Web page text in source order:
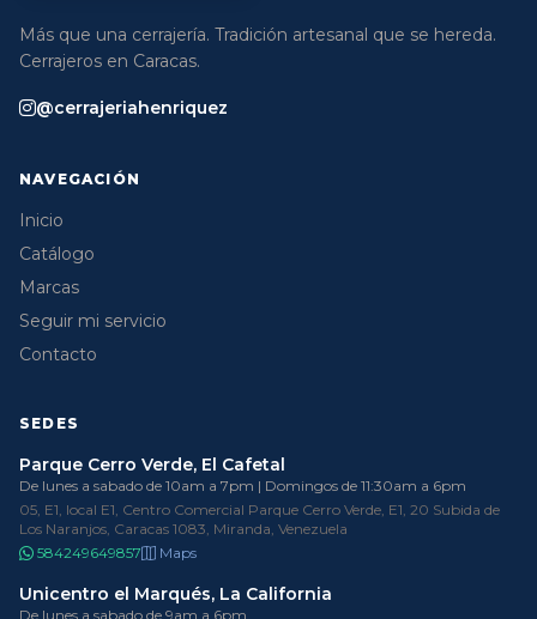
Más que una cerrajería. Tradición artesanal que se hereda.
Cerrajeros en Caracas.
@cerrajeriahenriquez
NAVEGACIÓN
Inicio
Catálogo
Marcas
Seguir mi servicio
Contacto
SEDES
Parque Cerro Verde, El Cafetal
De lunes a sabado de 10am a 7pm | Domingos de 11:30am a 6pm
05, E1, local E1, Centro Comercial Parque Cerro Verde, E1, 20 Subida de
Los Naranjos, Caracas 1083, Miranda, Venezuela
584249649857
Maps
Unicentro el Marqués, La California
De lunes a sabado de 9am a 6pm